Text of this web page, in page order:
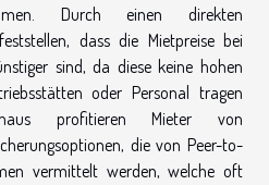
Durch einen direkten
dass die Mietpreise bei
sind, da diese keine hohen
oder Personal tragen
profitieren Mieter von
die von Peer-to-
vermittelt werden, welche oft